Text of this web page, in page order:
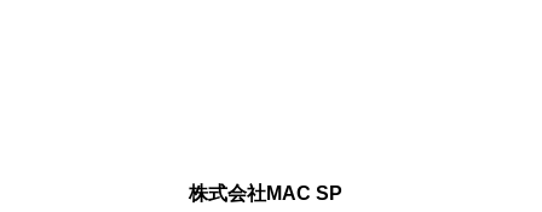
株式会社MAC SP